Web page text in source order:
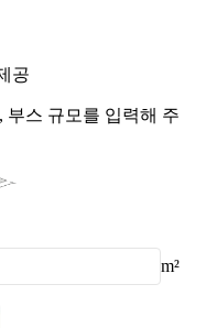
공
부스 규모를 입력해 주
m²